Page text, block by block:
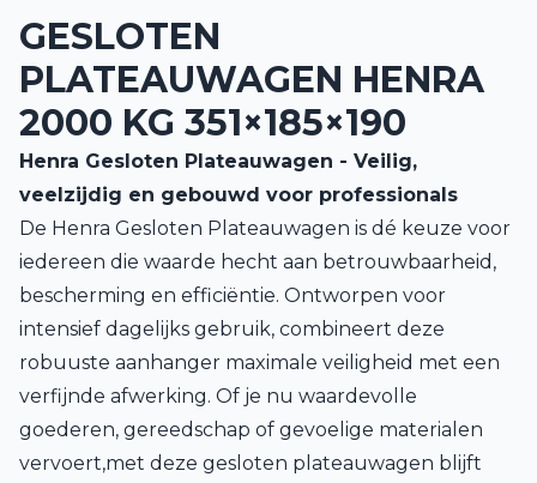
GESLOTEN
PLATEAUWAGEN HENRA
2000 KG 351×185×190
Henra Gesloten Plateauwagen - Veilig,
veelzijdig en gebouwd voor professionals
De Henra Gesloten Plateauwagen is dé keuze voor
iedereen die waarde hecht aan betrouwbaarheid,
bescherming en efficiëntie. Ontworpen voor
intensief dagelijks gebruik, combineert deze
robuuste aanhanger maximale veiligheid met een
verfijnde afwerking. Of je nu waardevolle
goederen, gereedschap of gevoelige materialen
vervoert,met deze gesloten plateauwagen blijft